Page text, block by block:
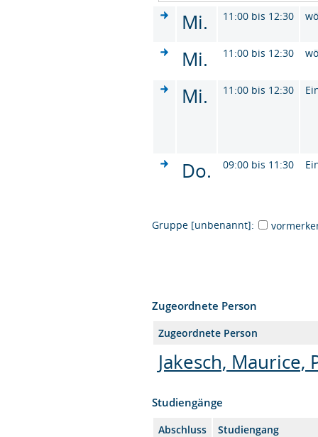
Mi.
11:00 bis 12:30
Mi. 11:00 bis 12:30
Mi. 11:00 bis 12:30
Do. 09:00 bis 11:30
Gruppe [unbenannt]:
Zugeordnete Person
Zugeordnete Person
Jakesch, Maurice,
Studiengänge
Abschluss Studiengang